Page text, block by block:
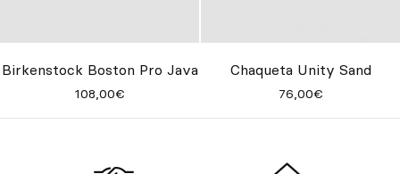
Birkenstock Boston Pro Java
108,00€
Chaqueta Unity Sand
76,00€